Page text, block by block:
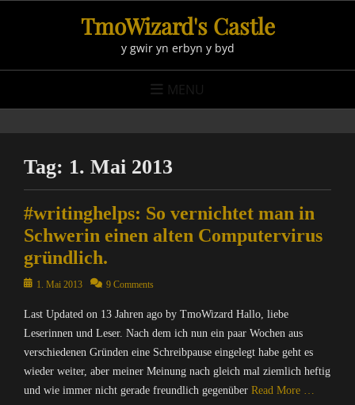
TmoWizard's Castle
y gwir yn erbyn y byd
MENU
Tag: 1. Mai 2013
#writinghelps: So vernichtet man in
Schwerin einen alten Computervirus
gründlich.
Posted1. Mai 2013 9 Comments
Last Updated on 13 Jahren ago by TmoWizard Hallo, liebe
Leserinnen und Leser. Nach dem ich nun ein paar Wochen aus
verschiedenen Gründen eine Schreibpause eingelegt habe geht es
wieder weiter, aber meiner Meinung nach gleich mal ziemlich heftig
und wie immer nicht gerade freundlich gegenüber Read More …